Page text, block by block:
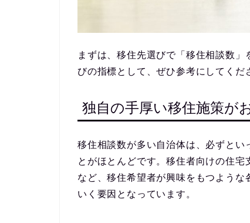
まずは、移住先選びで「移住相談数
びの指標として、ぜひ参考にしてくだ
独自の手厚い移住施策が
移住相談数が多い自治体は、必ずとい
とがほとんどです。移住者向けの住
など、移住希望者が興味をもつよう
いく要因となっています。